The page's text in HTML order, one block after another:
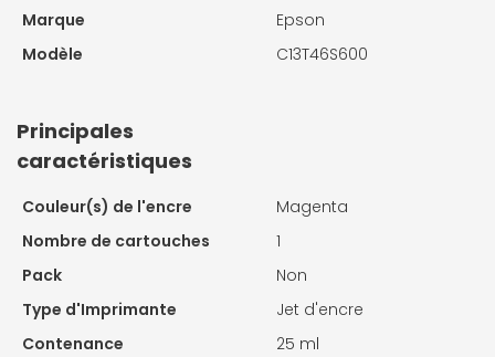
Marque
Epson
Modèle
C13T46S600
Principales
caractéristiques
Couleur(s) de l'encre
Magenta
Nombre de cartouches
1
Pack
Non
Type d'Imprimante
Jet d'encre
Contenance
25 ml